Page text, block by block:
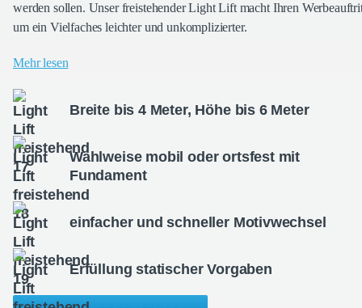
werden sollen. Unser freistehender Light Lift macht Ihren
um ein Vielfaches leichter und unkomplizierter.
Mehr lesen
Breite bis 4 Meter, Höhe bis 6 Meter
Wahlweise mobil oder ortsfest mit
Fundament
einfacher und schneller Motivwechsel
Erfüllung statischer Vorgaben